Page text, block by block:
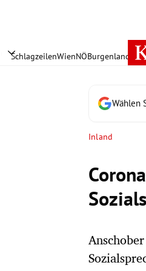
SchlagzeilenWienNÖBurgenland
Wählen
Inland